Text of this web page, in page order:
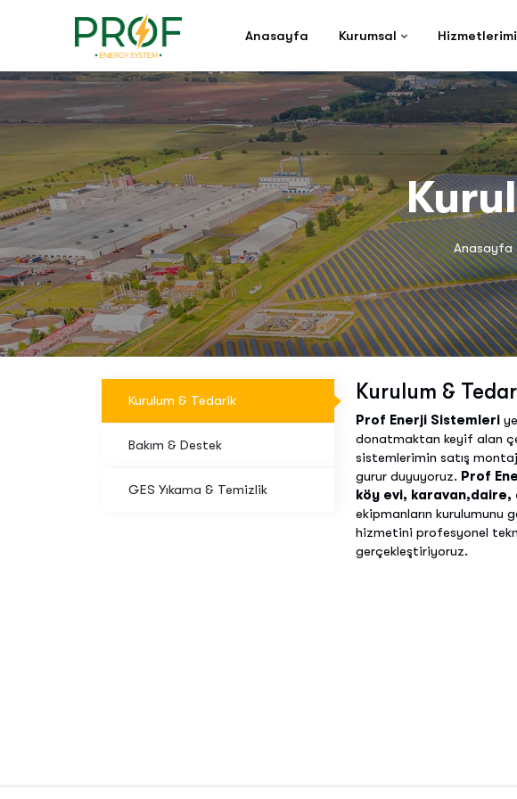
Anasayfa Kurumsal
Anasayfa
Kurulum & Tedarik
Bakım & Destek
GES Yıkama & Temizlik
Kurulum &
Prof Enerji Sistemleri
donatmaktan keyif alan
sistemlerimin satış montaj
gurur duyuyoruz. Prof
köy evi,
ekipmanların kurulumunu
hizmetini profesyonel
gerçekleştiriyoruz.